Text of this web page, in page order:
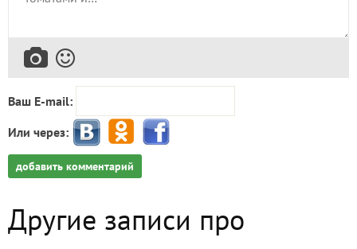
Ваш E-mail:
Или через:
добавить комментарий
Другие записи про